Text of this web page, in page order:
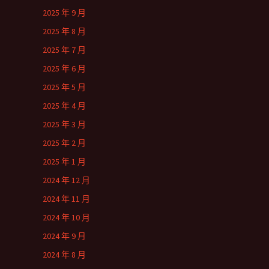
2025 年 9 月
2025 年 8 月
2025 年 7 月
2025 年 6 月
2025 年 5 月
2025 年 4 月
2025 年 3 月
2025 年 2 月
2025 年 1 月
2024 年 12 月
2024 年 11 月
2024 年 10 月
2024 年 9 月
2024 年 8 月